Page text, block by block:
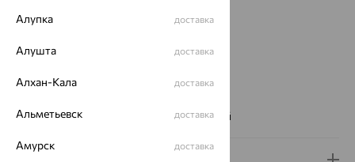
Страна происхождения:
РОССИЯ
Бренд:
Цвет вставки:
Наименование цвета вставки:
Бесцветный
Алупка доставка
Алушта доставка
Алхан-Кала доставка
Альметьевск доставка
Амурск доставка